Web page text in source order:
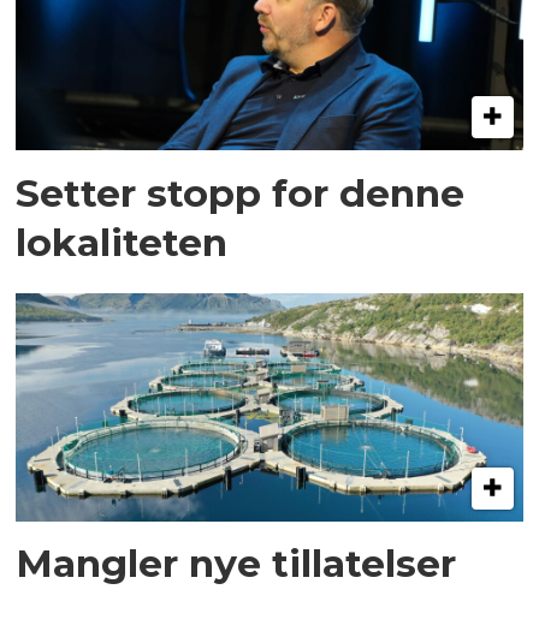
Setter stopp for denne
lokaliteten
Mangler nye tillatelser